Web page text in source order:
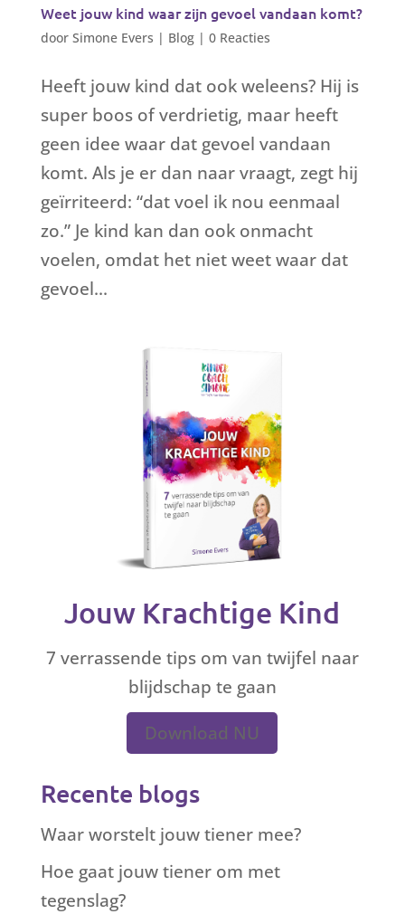
Weet jouw kind waar zijn gevoel vandaan komt?
door Simone Evers | Blog| 0 Reacties
Heeft jouw kind dat ook weleens? Hij is
super boos of verdrietig, maar heeft
geen idee waar dat gevoel vandaan
komt. Als je er dan naar vraagt, zegt hij
geïrriteerd: “dat voel ik nou eenmaal
zo.” Je kind kan dan ook onmacht
voelen, omdat het niet weet waar dat
gevoel...
Jouw Krachtige Kind
7 verrassende tips om van twijfel naar
blijdschap te gaan
Download NU
Recente blogs
Waar worstelt jouw tiener mee?
Hoe gaat jouw tiener om met
tegenslag?